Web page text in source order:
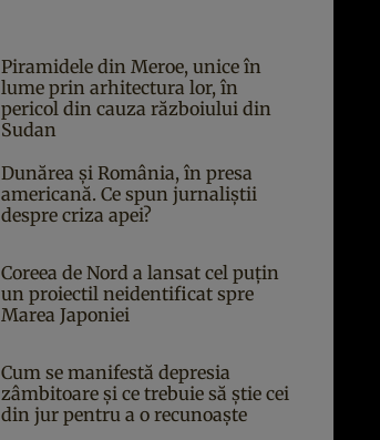
Piramidele din Meroe, unice în
lume prin arhitectura lor, în
pericol din cauza războiului din
Sudan
Dunărea și România, în presa
americană. Ce spun jurnaliștii
despre criza apei?
Coreea de Nord a lansat cel puțin
un proiectil neidentificat spre
Marea Japoniei
Cum se manifestă depresia
zâmbitoare și ce trebuie să știe cei
din jur pentru a o recunoaște